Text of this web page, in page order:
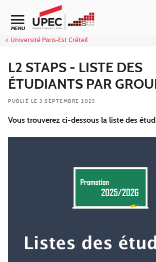
Aller au contenu
Navigation secondaire
MENU
Université Paris-Est Créteil
L2 STAPS - LISTE DES
ÉTUDIANTS PAR
PUBLIÉ LE 3 SEPTEMBRE 2025
Vous trouverez ci-dessous la liste des